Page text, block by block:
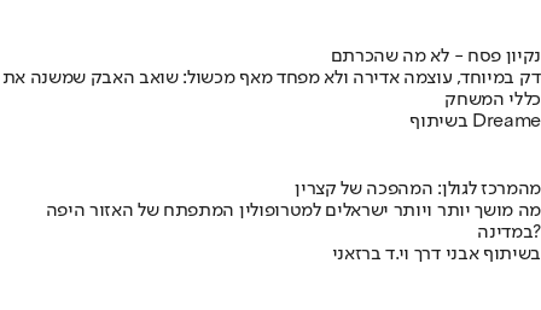
נקיון פסח - לא מה שהכרתם
דק במיוחד, עוצמה אדירה ולא מפחד מאף מכשול: שואב האבק שמשנה את
כללי המשחק
בשיתוף Dreame
מהמרכז לגולן: המהפכה של קצרין
מה מושך יותר ויותר ישראלים למטרופולין המתפתח של האזור היפה
במדינה?
בשיתוף אבני דרך וי.ד ברזאני